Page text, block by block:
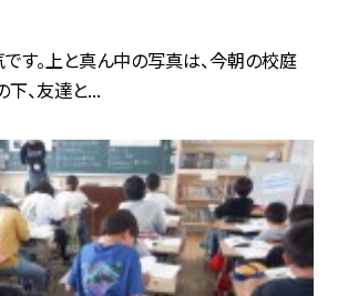
す。上と真ん中の写真は、今朝の校庭
下、友達と...